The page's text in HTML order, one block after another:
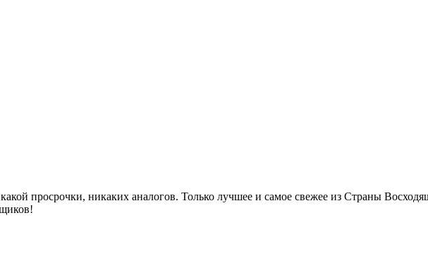
просрочки, никаких аналогов. Только лучшее и самое свежее из Страны